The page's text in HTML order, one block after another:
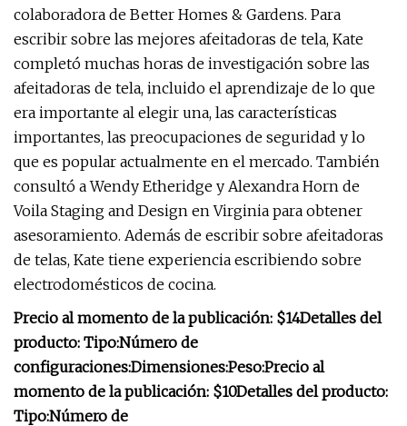
colaboradora de Better Homes & Gardens. Para
escribir sobre las mejores afeitadoras de tela, Kate
completó muchas horas de investigación sobre las
afeitadoras de tela, incluido el aprendizaje de lo que
era importante al elegir una, las características
importantes, las preocupaciones de seguridad y lo
que es popular actualmente en el mercado. También
consultó a Wendy Etheridge y Alexandra Horn de
Voila Staging and Design en Virginia para obtener
asesoramiento. Además de escribir sobre afeitadoras
de telas, Kate tiene experiencia escribiendo sobre
electrodomésticos de cocina.
Precio al momento de la publicación: $14Detalles del
producto: Tipo:Número de
configuraciones:Dimensiones:Peso:Precio al
momento de la publicación: $10Detalles del producto:
Tipo:Número de